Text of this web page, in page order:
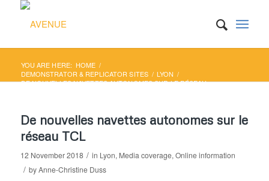
YOU ARE HERE: HOME /
DEMONSTRATOR & REPLICATOR SITES / LYON /
DE NOUVELLES NAVETTES AUTONOMES SUR LE RÉSEAU
De nouvelles navettes autonomes sur le
réseau TCL
12 November 2018 / in Lyon, Media coverage, Online information
/ byAnne-Christine Duss